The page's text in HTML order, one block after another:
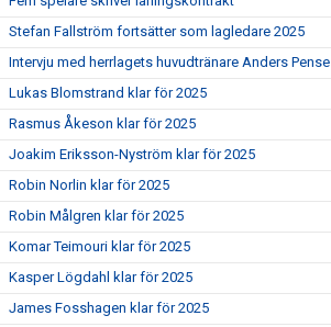
Stefan Fallström fortsätter som lagledare 2025
Intervju med herrlagets huvudtränare Anders Pense
Lukas Blomstrand klar för 2025
Rasmus Åkeson klar för 2025
Joakim Eriksson-Nyström klar för 2025
Robin Norlin klar för 2025
Robin Målgren klar för 2025
Komar Teimouri klar för 2025
Kasper Lögdahl klar för 2025
James Fosshagen klar för 2025